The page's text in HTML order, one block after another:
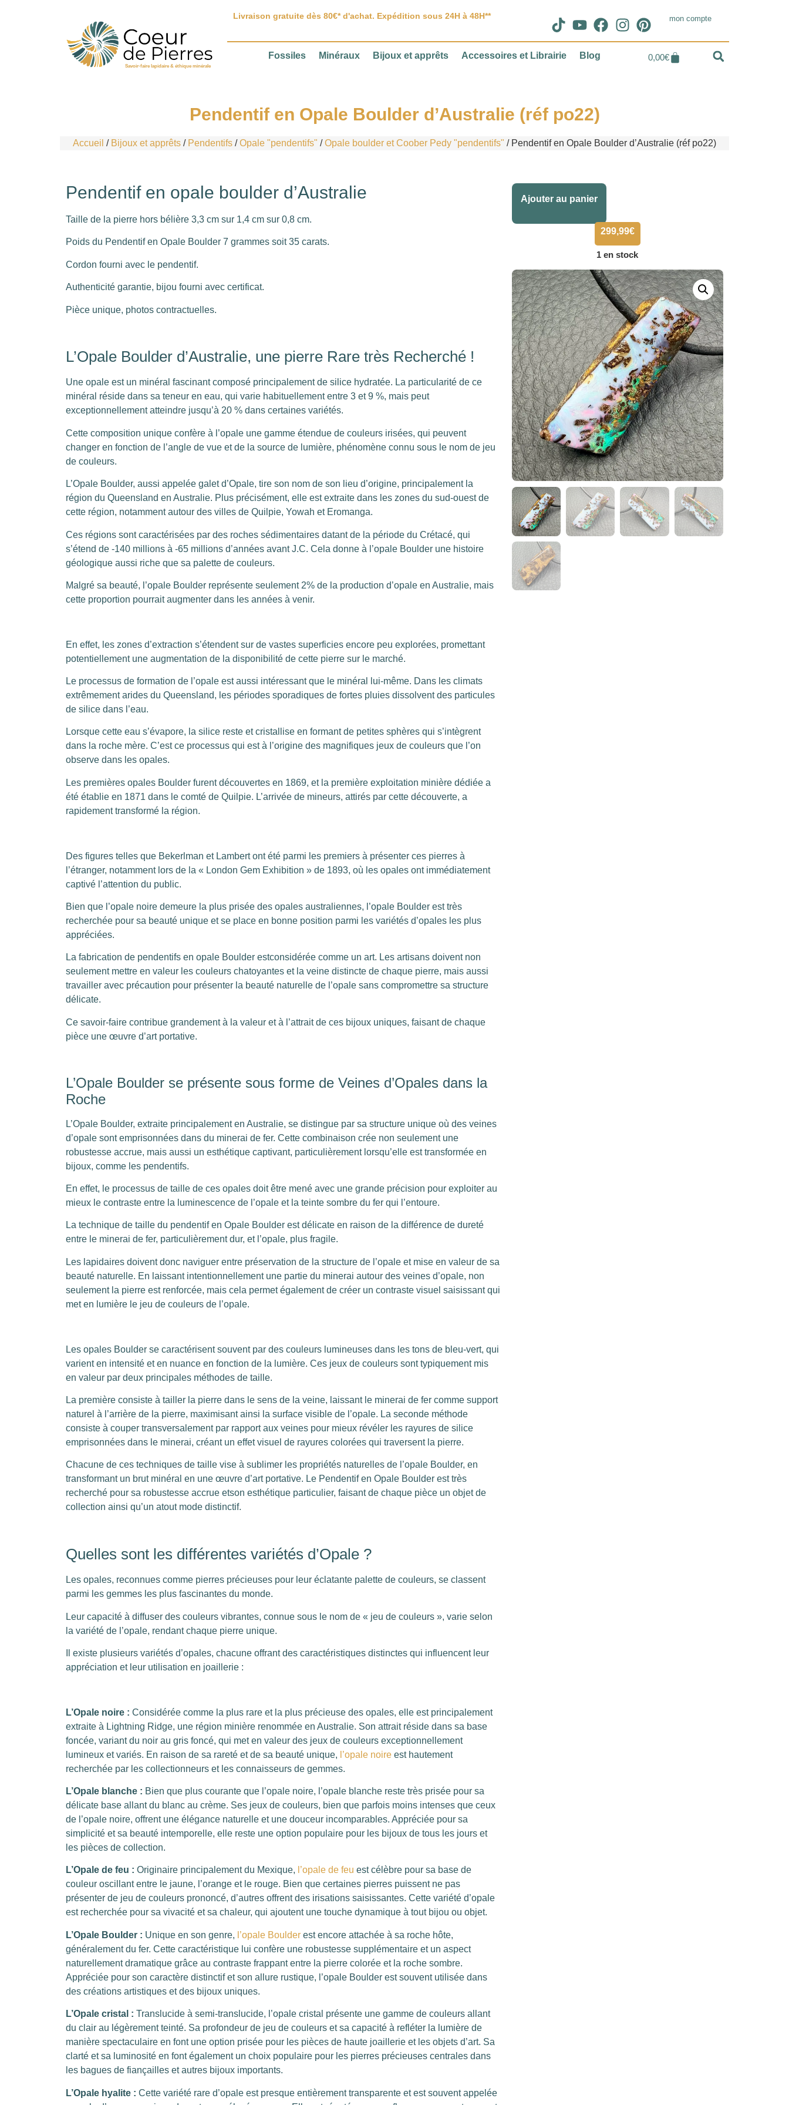
Savoir-faire lapidaire & éthique minérale
Livraison gratuite dès 80€* d'achat. Expédition sous 24H à 48H** mon compte
Fossiles Minéraux Bijoux et apprêts Accessoires et Librairie Blog 0,00€
Pendentif en Opale Boulder d’Australie (réf po22)
Accueil / Bijoux et apprêts / Pendentifs /Opale "pendentifs" /Opale boulder et Coober Pedy "pendentifs" / Pendentif en Opale Boulder d’Australie (réf po22)
Pendentif en opale boulder d’Australie
Taille de la pierre hors bélière 3,3 cm sur 1,4 cm sur 0,8 cm.
Poids du Pendentif en Opale Boulder 7 grammes soit 35 carats.
Cordon fourni avec le pendentif.
Authenticité garantie, bijou fourni avec certificat.
Pièce unique, photos contractuelles.
L’Opale Boulder d’Australie, une pierre Rare très Recherché !
Une opale est un minéral fascinant composé principalement de silice hydratée. La particularité de ce
minéral réside dans sa teneur en eau, qui varie habituellement entre 3 et 9 %, mais peut
exceptionnellement atteindre jusqu’à 20 % dans certaines variétés.
Cette composition unique confère à l’opale une gamme étendue de couleurs irisées, qui peuvent
changer en fonction de l’angle de vue et de la source de lumière, phénomène connu sous le nom de jeu
de couleurs.
L’Opale Boulder, aussi appelée galet d’Opale, tire son nom de son lieu d’origine, principalement la
région du Queensland en Australie. Plus précisément, elle est extraite dans les zones du sud-ouest de
cette région, notamment autour des villes de Quilpie, Yowah et Eromanga.
Ces régions sont caractérisées par des roches sédimentaires datant de la période du Crétacé, qui
s’étend de -140 millions à -65 millions d’années avant J.C. Cela donne à l’opale Boulder une histoire
géologique aussi riche que sa palette de couleurs.
Malgré sa beauté, l’opale Boulder représente seulement 2% de la production d’opale en Australie, mais
cette proportion pourrait augmenter dans les années à venir.
En effet, les zones d’extraction s’étendent sur de vastes superficies encore peu explorées, promettant
potentiellement une augmentation de la disponibilité de cette pierre sur le marché.
Le processus de formation de l’opale est aussi intéressant que le minéral lui-même. Dans les climats
extrêmement arides du Queensland, les périodes sporadiques de fortes pluies dissolvent des particules
de silice dans l’eau.
Lorsque cette eau s’évapore, la silice reste et cristallise en formant de petites sphères qui s’intègrent
dans la roche mère. C’est ce processus qui est à l’origine des magnifiques jeux de couleurs que l’on
observe dans les opales.
Les premières opales Boulder furent découvertes en 1869, et la première exploitation minière dédiée a
été établie en 1871 dans le comté de Quilpie. L’arrivée de mineurs, attirés par cette découverte, a
rapidement transformé la région.
Des figures telles que Bekerlman et Lambert ont été parmi les premiers à présenter ces pierres à
l’étranger, notamment lors de la « London Gem Exhibition » de 1893, où les opales ont immédiatement
captivé l’attention du public.
Bien que l’opale noire demeure la plus prisée des opales australiennes, l’opale Boulder est très
recherchée pour sa beauté unique et se place en bonne position parmi les variétés d’opales les plus
appréciées.
La fabrication de pendentifs en opale Boulder estconsidérée comme un art. Les artisans doivent non
seulement mettre en valeur les couleurs chatoyantes et la veine distincte de chaque pierre, mais aussi
travailler avec précaution pour présenter la beauté naturelle de l’opale sans compromettre sa structure
délicate.
Ce savoir-faire contribue grandement à la valeur et à l’attrait de ces bijoux uniques, faisant de chaque
pièce une œuvre d’art portative.
L’Opale Boulder se présente sous forme de Veines d’Opales dans la
Roche
L’Opale Boulder, extraite principalement en Australie, se distingue par sa structure unique où des veines
d’opale sont emprisonnées dans du minerai de fer. Cette combinaison crée non seulement une
robustesse accrue, mais aussi un esthétique captivant, particulièrement lorsqu’elle est transformée en
bijoux, comme les pendentifs.
En effet, le processus de taille de ces opales doit être mené avec une grande précision pour exploiter au
mieux le contraste entre la luminescence de l’opale et la teinte sombre du fer qui l’entoure.
La technique de taille du pendentif en Opale Boulder est délicate en raison de la différence de dureté
entre le minerai de fer, particulièrement dur, et l’opale, plus fragile.
Les lapidaires doivent donc naviguer entre préservation de la structure de l’opale et mise en valeur de sa
beauté naturelle. En laissant intentionnellement une partie du minerai autour des veines d’opale, non
seulement la pierre est renforcée, mais cela permet également de créer un contraste visuel saisissant qui
met en lumière le jeu de couleurs de l’opale.
Les opales Boulder se caractérisent souvent par des couleurs lumineuses dans les tons de bleu-vert, qui
varient en intensité et en nuance en fonction de la lumière. Ces jeux de couleurs sont typiquement mis
en valeur par deux principales méthodes de taille.
La première consiste à tailler la pierre dans le sens de la veine, laissant le minerai de fer comme support
naturel à l’arrière de la pierre, maximisant ainsi la surface visible de l’opale. La seconde méthode
consiste à couper transversalement par rapport aux veines pour mieux révéler les rayures de silice
emprisonnées dans le minerai, créant un effet visuel de rayures colorées qui traversent la pierre.
Chacune de ces techniques de taille vise à sublimer les propriétés naturelles de l’opale Boulder, en
transformant un brut minéral en une œuvre d’art portative. Le Pendentif en Opale Boulder est très
recherché pour sa robustesse accrue etson esthétique particulier, faisant de chaque pièce un objet de
collection ainsi qu’un atout mode distinctif.
Quelles sont les différentes variétés d’Opale ?
Les opales, reconnues comme pierres précieuses pour leur éclatante palette de couleurs, se classent
parmi les gemmes les plus fascinantes du monde.
Leur capacité à diffuser des couleurs vibrantes, connue sous le nom de « jeu de couleurs », varie selon
la variété de l’opale, rendant chaque pierre unique.
Il existe plusieurs variétés d’opales, chacune offrant des caractéristiques distinctes qui influencent leur
appréciation et leur utilisation en joaillerie :
L’Opale noire : Considérée comme la plus rare et la plus précieuse des opales, elle est principalement
extraite à Lightning Ridge, une région minière renommée en Australie. Son attrait réside dans sa base
foncée, variant du noir au gris foncé, qui met en valeur des jeux de couleurs exceptionnellement
lumineux et variés. En raison de sa rareté et de sa beauté unique, l’opale noire est hautement
recherchée par les collectionneurs et les connaisseurs de gemmes.
L’Opale blanche : Bien que plus courante que l’opale noire, l’opale blanche reste très prisée pour sa
délicate base allant du blanc au crème. Ses jeux de couleurs, bien que parfois moins intenses que ceux
de l’opale noire, offrent une élégance naturelle et une douceur incomparables. Appréciée pour sa
simplicité et sa beauté intemporelle, elle reste une option populaire pour les bijoux de tous les jours et
les pièces de collection.
L’Opale de feu : Originaire principalement du Mexique, l’opale de feu est célèbre pour sa base de
couleur oscillant entre le jaune, l’orange et le rouge. Bien que certaines pierres puissent ne pas
présenter de jeu de couleurs prononcé, d’autres offrent des irisations saisissantes. Cette variété d’opale
est recherchée pour sa vivacité et sa chaleur, qui ajoutent une touche dynamique à tout bijou ou objet.
L’Opale Boulder : Unique en son genre, l’opale Boulder est encore attachée à sa roche hôte,
généralement du fer. Cette caractéristique lui confère une robustesse supplémentaire et un aspect
naturellement dramatique grâce au contraste frappant entre la pierre colorée et la roche sombre.
Appréciée pour son caractère distinctif et son allure rustique, l’opale Boulder est souvent utilisée dans
des créations artistiques et des bijoux uniques.
L’Opale cristal : Translucide à semi-translucide, l’opale cristal présente une gamme de couleurs allant
du clair au légèrement teinté. Sa profondeur de jeu de couleurs et sa capacité à refléter la lumière de
manière spectaculaire en font une option prisée pour les pièces de haute joaillerie et les objets d’art. Sa
clarté et sa luminosité en font également un choix populaire pour les pierres précieuses centrales dans
les bagues de fiançailles et autres bijoux importants.
L’Opale hyalite : Cette variété rare d’opale est presque entièrement transparente et est souvent appelée
299,99€
1 en stock
Ajouter au panier
Alternative: